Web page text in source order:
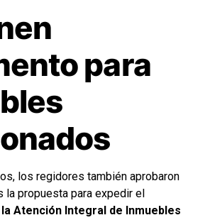
para
los regidores también aprobaron
la propuesta para expedir el
Atención Integral de Inmuebles